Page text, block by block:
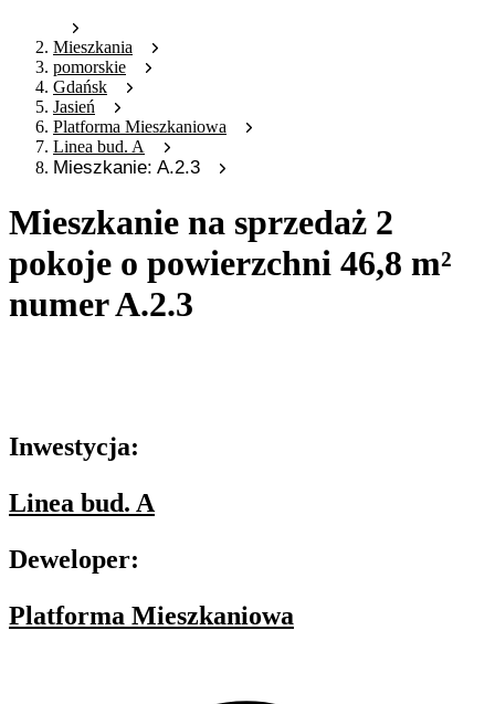
Mieszkania
pomorskie
Gdańsk
Jasień
Platforma Mieszkaniowa
Linea bud. A
Mieszkanie: A.2.3
Mieszkanie na sprzedaż 2
pokoje o powierzchni 46,8 m²
numer A.2.3
Inwestycja:
Linea bud. A
Deweloper:
Platforma Mieszkaniowa